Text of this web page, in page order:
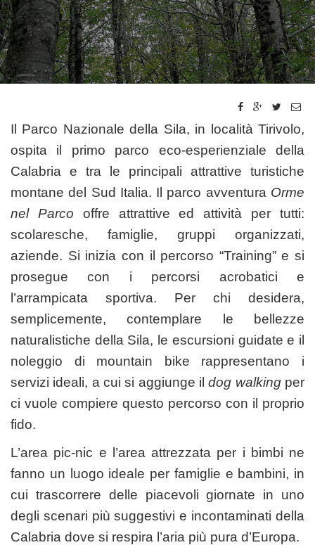
Il Parco Nazionale della Sila, in località Tirivolo,
ospita il primo parco eco-esperienziale della
Calabria e tra le principali attrattive turistiche
montane del Sud Italia. Il parco avventura Orme
nel Parco offre attrattive ed attività per tutti:
scolaresche, famiglie, gruppi organizzati,
aziende. Si inizia con il percorso “Training” e si
prosegue con i percorsi acrobatici e
l’arrampicata sportiva. Per chi desidera,
semplicemente, contemplare le bellezze
naturalistiche della Sila, le escursioni guidate e il
noleggio di mountain bike rappresentano i
servizi ideali, a cui si aggiunge ildog walking per
ci vuole compiere questo percorso con il proprio
fido.
L’area pic-nic e l’area attrezzata per i bimbi ne
fanno un luogo ideale per famiglie e bambini, in
cui trascorrere delle piacevoli giornate in uno
degli scenari più suggestivi e incontaminati della
Calabria dove si respira l’aria più pura d’Europa.